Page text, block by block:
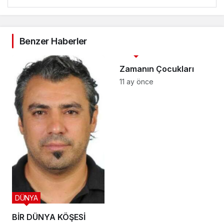
Benzer Haberler
BİR DÜNYA KÖŞESİ
DÜNYA
Zamanın Çocukları
11 ay önce